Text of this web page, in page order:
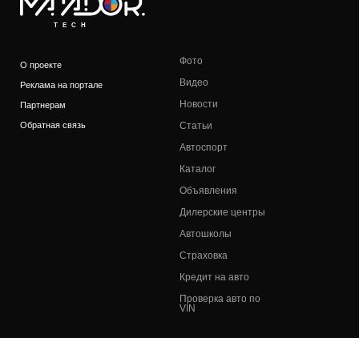
TECH
О проекте
Реклама на портале
Партнерам
Обратная связь
Фото
Видео
Новости
Статьи
Автоспорт
Каталог
Объявления
Дилерские центры
Автошколы
Страховка
Кредит на авто
Проверка авто по
VIN